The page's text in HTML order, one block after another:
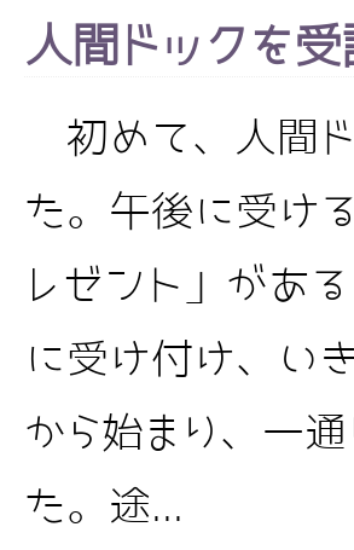
人間ドックを受
初めて、人間ド
た。午後に受け
レゼント」が
に受け付け、い
から始まり、一
た。途...